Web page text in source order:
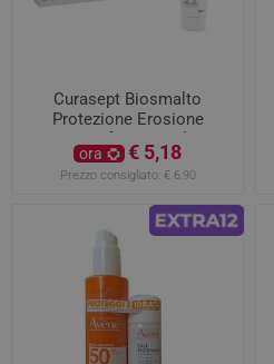
Curasept Biosmalto
Protezione Erosione
Dentifricio 75ml
ora € 5,18
Prezzo consigliato: € 6,90